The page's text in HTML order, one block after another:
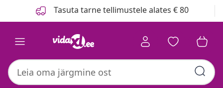
Tasuta tarne tellimustele alates € 80